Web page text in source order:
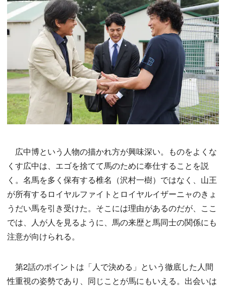
広中博という人物の描かれ方が興味深い。ものをよくな
くす広中は、エゴを捨てて馬のために奉仕することを説
く。名馬を多く保有する椎名（沢村一樹）ではなく、山王
が所有するロイヤルファイトとロイヤルイザーニャのきょ
うだい馬を引き受けた。そこには理由があるのだが、ここ
では、人が人を見るように、馬の来歴と馬同士の関係にも
注意が向けられる。
第2話のポイントは「人で決める」という徹底した人間
性重視の姿勢であり、同じことが馬にもいえる。出会いは